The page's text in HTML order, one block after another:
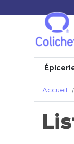
Accueil